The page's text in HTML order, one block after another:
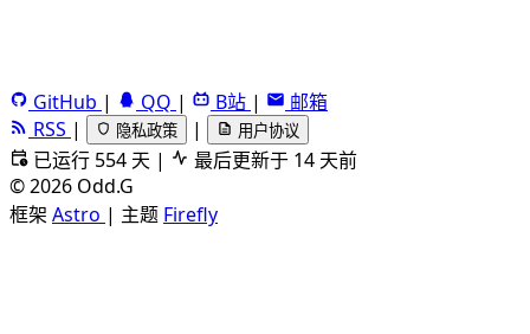
GitHub | QQ | B站 |
邮箱
RSS | 隐私政策 | 用户协议
已运行 554 天 |
最后更新于 14 天前
©2026 Odd.G
框架 Astro | 主题 Firefly